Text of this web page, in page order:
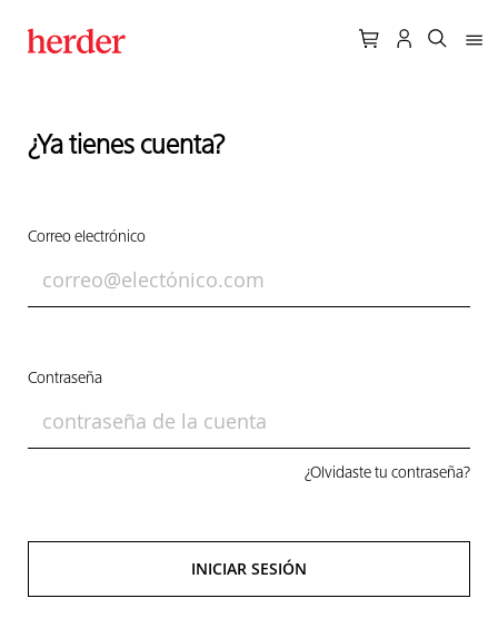
¿Ya tienes cuenta?
Correo electrónico
Contraseña
¿Olvidaste tu contraseña?
INICIAR SESIÓN